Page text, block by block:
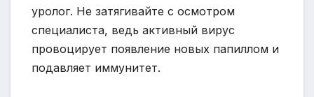
уролог. Не затягивайте с осмотром
специалиста, ведь активный вирус
провоцирует появление новых папиллом и
подавляет иммунитет.